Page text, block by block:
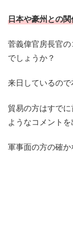
日本や豪州との
菅義偉官房長官
でしょうか？
来日しているので
貿易の方はすで
ようなコメント
軍事面の方の確か